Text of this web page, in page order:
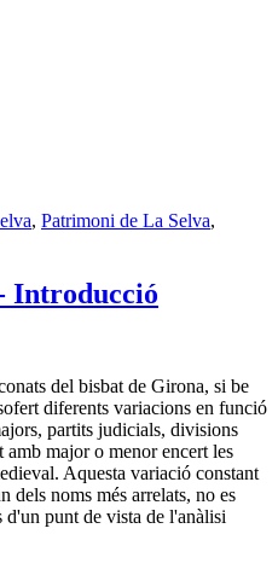
, Patrimoni de La Selva,
Introducció
del bisbat de Girona, si be
diferents variacions en funció
partits judicials, divisions
amb major o menor encert les
Aquesta variació constant
dels noms més arrelats, no es
punt de vista de l'anàlisi